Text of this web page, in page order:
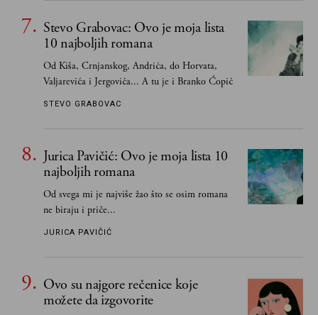
Stevo Grabovac: Ovo je moja lista
10 najboljih romana
Od Kiša, Crnjanskog, Andrića, do Horvata,
Valjarevića i Jergovića... A tu je i Branko Ćopić
STEVO GRABOVAC
Jurica Pavičić: Ovo je moja lista 10
najboljih romana
Od svega mi je najviše žao što se osim romana
ne biraju i priče...
JURICA PAVIČIĆ
Ovo su najgore rečenice koje
možete da izgovorite